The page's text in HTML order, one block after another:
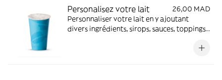
Personalisez votre lait
26,00 MAD
Personnaliser votre lait en y ajoutant
divers ingrédients, sirops, sauces, toppings